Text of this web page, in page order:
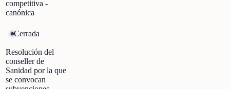
competitiva -
canónica
Cerrada
Resolución del
conseller de
Sanidad por la que
se convocan